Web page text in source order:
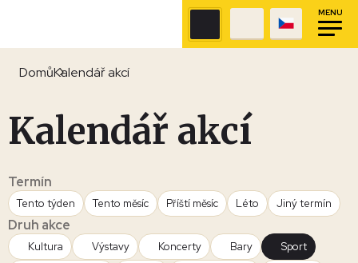
MENU
DomůKalendář akcí
Kalendář akcí
Termín
Tento týden Tento měsíc Příští měsíc Léto Jiný termín
Druh akce
Kultura Výstavy Koncerty Bary
Sport